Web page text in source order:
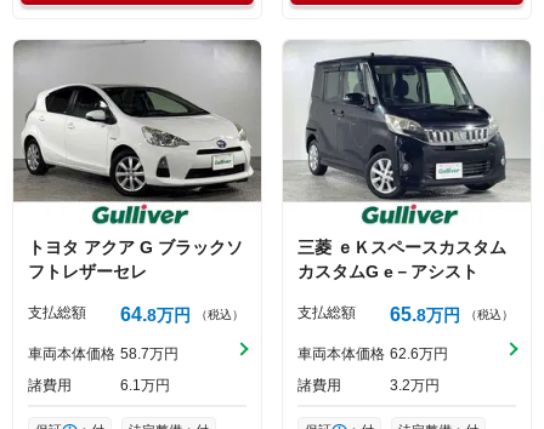
トヨタ アクア G ブラックソ
フトレザーセレ
支払総額 64 8万円 （税込）
車両本体価格 58 7万円
諸費用
6 1万円
三菱 ｅＫスペースカスタム
カスタムG e－アシスト
支払総額 65 8万円 （税込）
車両本体価格 62 6万円
諸費用
3 2万円